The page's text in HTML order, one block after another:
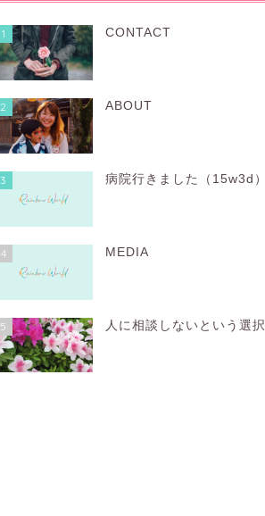
1 CONTACT
2 ABOUT
3 病院行きました（15w3d）
4 MEDIA
5 人に相談しないという選択